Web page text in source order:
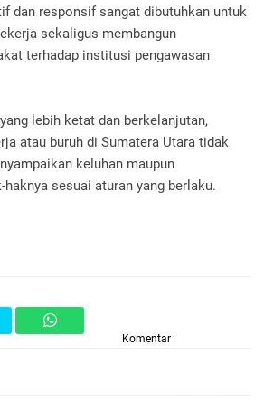
dan responsif sangat dibutuhkan untuk
sekaligus membangun
terhadap institusi pengawasan
lebih ketat dan berkelanjutan,
atau buruh di Sumatera Utara tidak
keluhan maupun
sesuai aturan yang berlaku.
Komentar